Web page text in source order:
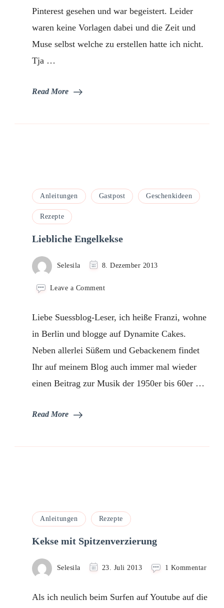
Pinterest gesehen und war begeistert. Leider
waren keine Vorlagen dabei und die Zeit und
Muse selbst welche zu erstellen hatte ich nicht.
Tja …
Read More
Anleitungen Gastpost Geschenkideen
Rezepte
Liebliche Engelkekse
Selesila 8. Dezember 2013
Leave a Commenton
Liebe Suessblog-Leser, ich heiße Franzi, wohne
in Berlin und blogge auf Dynamite Cakes.
Neben allerlei Süßem und Gebackenem findet
Ihr auf meinem Blog auch immer mal wieder
einen Beitrag zur Musik der 1950er bis 60er …
Read More
Anleitungen Rezepte
Kekse mit Spitzenverzierung
Selesila 23. Juli 2013 1 Kommentarzu
Als ich neulich beim Surfen auf Youtube auf die